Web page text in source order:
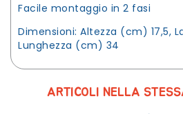
Facile montaggio in 2 fasi
Dimensioni: Altezza (cm) 17,5,
Lunghezza (cm) 34
ARTICOLI NELLA